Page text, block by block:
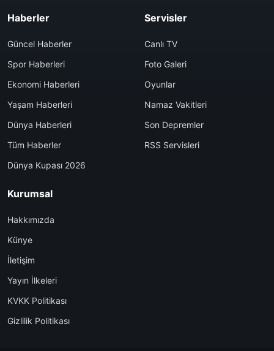
Haberler
Güncel Haberler
Spor Haberleri
Ekonomi Haberleri
Yaşam Haberleri
Dünya Haberleri
Tüm Haberler
Dünya Kupası 2026
Servisler
Canlı TV
Foto Galeri
Oyunlar
Namaz Vakitleri
Son Depremler
RSS Servisleri
Kurumsal
Hakkımızda
Künye
İletişim
Yayın İlkeleri
KVKK Politikası
Gizlilik Politikası